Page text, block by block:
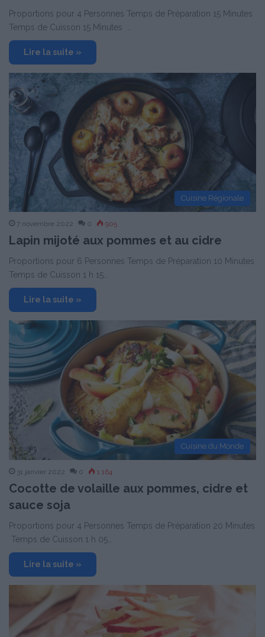
Proportions pour 4 Personnes Temps de Préparation 15 Minutes
Temps de Cuisson 15 Minutes …
Lire la suite »
Cuisine Régionale
7 novembre 2022 0 905
Lapin mijoté aux pommes et au cidre
Proportions pour 6 Personnes Temps de Préparation 10 Minutes
Temps de Cuisson 1 h 15…
Lire la suite »
Cuisine du Monde
31 janvier 2022 0 1 164
Cocotte de volaille aux pommes, cidre et
sauce soja
Proportions pour 4 Personnes Temps de Préparation 20 Minutes
Temps de Cuisson 1 h 05…
Lire la suite »